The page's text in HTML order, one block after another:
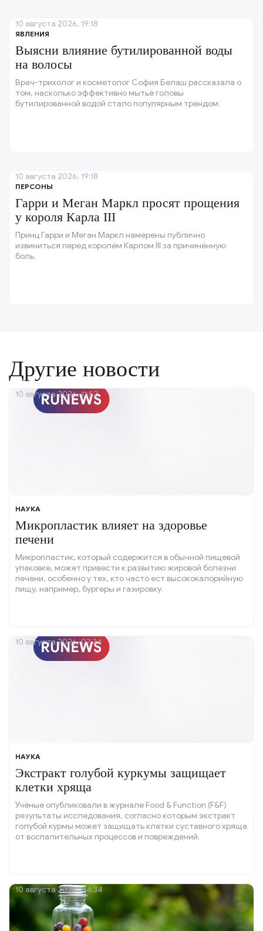
ЯВЛЕНИЯ
Выясни влияние бутилированной воды
на волосы
Врач-трихолог и косметолог София Белаш рассказала о
том, насколько эффективно мытьё головы
бутилированной водой стало популярным трендом.
10 августа 2026, 19:18
ПЕРСОНЫ
Гарри и Меган Маркл просят прощения
у короля Карла III
Принц Гарри и Меган Маркл намерены публично
извиниться перед королём Карлом III за причинённую
боль.
10 августа 2026, 19:18
Другие новости
НАУКА
Микропластик влияет на здоровье
печени
Микропластик, который содержится в обычной пищевой
упаковке, может привести к развитию жировой болезни
печени, особенно у тех, кто часто ест высококалорийную
пищу, например, бургеры и газировку.
10 августа 2026, 11:52
НАУКА
Экстракт голубой куркумы защищает
клетки хряща
Учёные опубликовали в журнале Food & Function (F&F)
результаты исследования, согласно которым экстракт
голубой курмы может защищать клетки суставного хряща
от воспалительных процессов и повреждений.
10 августа 2026, 07:34
10 августа 2026, 04:34